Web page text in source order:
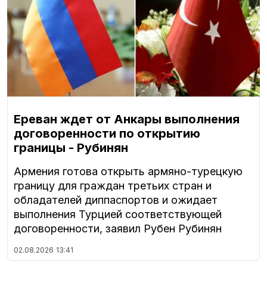
Ереван ждет от Анкары выполнения
договоренности по открытию
границы - Рубинян
Армения готова открыть армяно-турецкую
границу для граждан третьих стран и
обладателей диппаспортов и ожидает
выполнения Турцией соответствующей
договоренности, заявил Рубен Рубинян
02.08.2026 13:41